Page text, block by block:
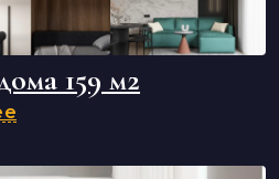
159 м2